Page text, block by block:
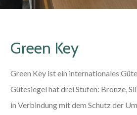
Green Key
Green Key ist ein internationales
Gütesiegel hat drei Stufen: Bronze,
in Verbindung mit dem Schutz der